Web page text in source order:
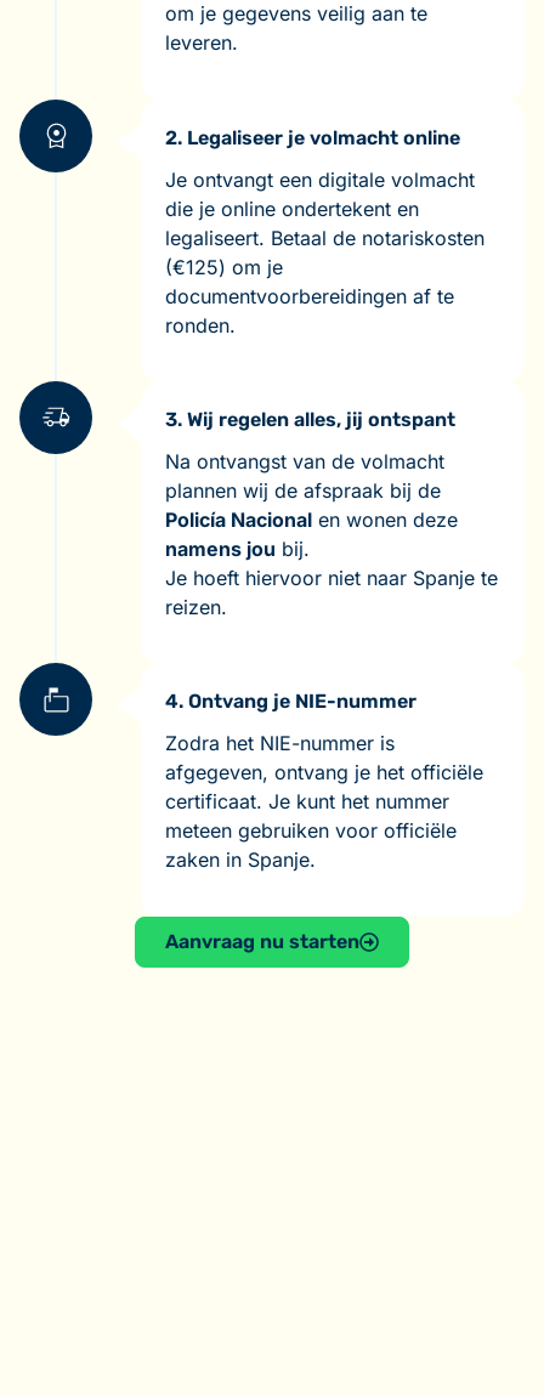
om je gegevens veilig aan te
leveren.
2. Legaliseer je volmacht online
Je ontvangt een digitale volmacht
die je online ondertekent en
legaliseert. Betaal de notariskosten
(€125) om je
documentvoorbereidingen af te
ronden.
3. Wij regelen alles, jij ontspant
Na ontvangst van de volmacht
plannen wij de afspraak bij de
Policía Nacional en wonen deze
namens jou bij.
Je hoeft hiervoor niet naar Spanje te
reizen.
4. Ontvang je NIE-nummer
Zodra het NIE-nummer is
afgegeven, ontvang je het officiële
certificaat. Je kunt het nummer
meteen gebruiken voor officiële
zaken in Spanje.
Aanvraag nu starten